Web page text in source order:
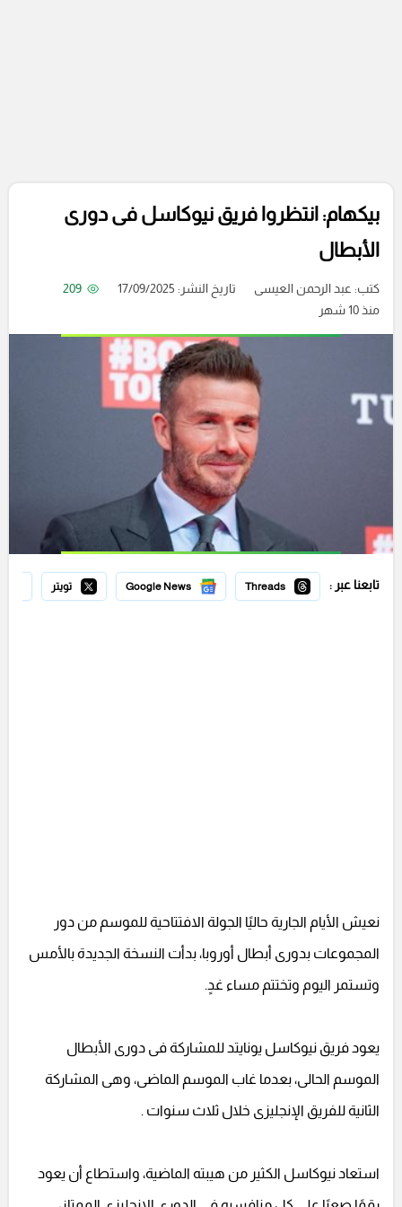
بيكهام: انتظروا فريق نيوكاسل فى دورى
الأبطال
كتب: عبد الرحمن العيسى تاريخ النشر: 17/09/2025
209
منذ 10 شهر
تابعنا عبر : Threads
Google News تويتر
نعيش الأيام الجارية حاليًا الجولة الافتتاحية للموسم من دور
المجموعات بدورى أبطال أوروبا، بدأت النسخة الجديدة بالأمس
وتستمر اليوم وتختتم مساء غدٍ.
يعود فريق نيوكاسل يونايتد للمشاركة فى دورى الأبطال
الموسم الحالى، بعدما غاب الموسم الماضى، وهى المشاركة
الثانية للفريق الإنجليزى خلال ثلاث سنوات .
استعاد نيوكاسل الكثير من هيبته الماضية، واستطاع أن يعود